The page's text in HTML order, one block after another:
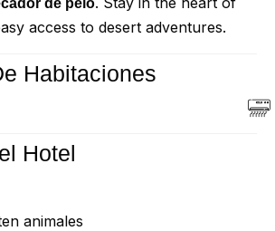
de pelo
access to desert adventures.
Habitaciones
Hotel
animales